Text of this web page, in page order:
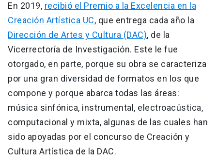
En 2019, recibió el Premio a la Excelencia en la
Creación Artística UC, que entrega cada año la
Dirección de Artes y Cultura (DAC), de la
Vicerrectoría de Investigación. Este le fue
otorgado, en parte, porque su obra se caracteriza
por una gran diversidad de formatos en los que
compone y porque abarca todas las áreas:
música sinfónica, instrumental, electroacústica,
computacional y mixta, algunas de las cuales han
sido apoyadas por el concurso de Creación y
Cultura Artística de la DAC.